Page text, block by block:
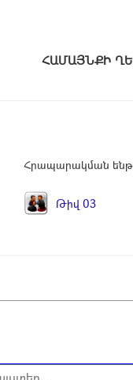
Հրապարակման
Թիվ 03